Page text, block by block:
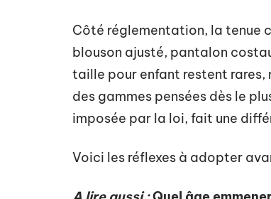
Côté réglementation, la tenue
blouson ajusté, pantalon
taille pour enfant restent rares,
des gammes pensées dès le
imposée par la loi, fait une
Voici les réflexes à adopter